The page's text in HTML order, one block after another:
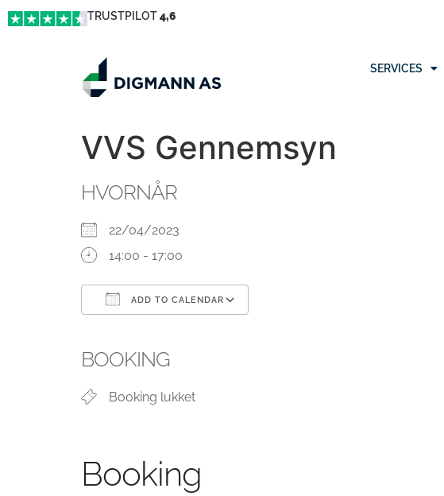
TRUSTPILOT4,6
SERVICES
VVS Gennemsyn
HVORNÅR
22/04/2023
14:00 - 17:00
ADD TO CALENDAR
BOOKING
Booking lukket
Booking